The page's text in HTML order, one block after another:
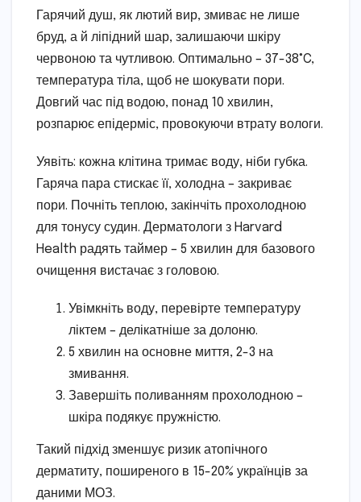
Гарячий душ, як лютий вир, змиває не лише
бруд, а й ліпідний шар, залишаючи шкіру
червоною та чутливою. Оптимально – 37-38°C,
температура тіла, щоб не шокувати пори.
Довгий час під водою, понад 10 хвилин,
розпарює епідерміс, провокуючи втрату вологи.
Уявіть: кожна клітина тримає воду, ніби губка.
Гаряча пара стискає її, холодна – закриває
пори. Почніть теплою, закінчіть прохолодною
для тонусу судин. Дерматологи з Harvard
Health радять таймер – 5 хвилин для базового
очищення вистачає з головою.
Увімкніть воду, перевірте температуру
ліктем – делікатніше за долоню.
5 хвилин на основне миття, 2-3 на
змивання.
Завершіть поливанням прохолодною –
шкіра подякує пружністю.
Такий підхід зменшує ризик атопічного
дерматиту, поширеного в 15-20% українців за
даними МОЗ.